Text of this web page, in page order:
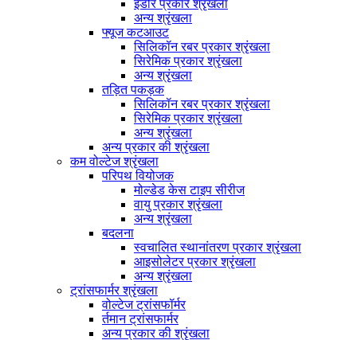
इंडोर प्रकार श्रृंखला
अन्य श्रृंखला
फ्यूज कटआउट
सिलिकॉन रबर प्रकार श्रृंखला
सिरेमिक प्रकार श्रृंखला
अन्य श्रृंखला
तड़ित पकड़क
सिलिकॉन रबर प्रकार श्रृंखला
सिरेमिक प्रकार श्रृंखला
अन्य श्रृंखला
अन्य प्रकार की श्रृंखला
कम वोल्टेज श्रृंखला
परिपथ वियोजक
मोल्डेड केस टाइप सीरीज
वायु प्रकार श्रृंखला
अन्य श्रृंखला
बदलना
स्वचालित स्थानांतरण प्रकार श्रृंखला
आइसोलेटर प्रकार श्रृंखला
अन्य श्रृंखला
ट्रांसफार्मर श्रृंखला
वोल्टेज ट्रांसफॉर्मर
र्तमान ट्रांसफार्मर
अन्य प्रकार की श्रृंखला